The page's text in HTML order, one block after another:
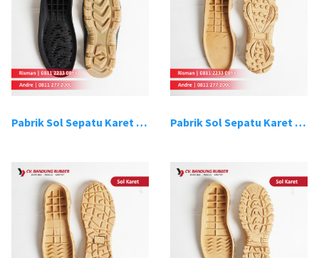
Pabrik Sol Sepatu Karet Bandung 17 Pabrik Sol Sepatu Karet Bandung 18